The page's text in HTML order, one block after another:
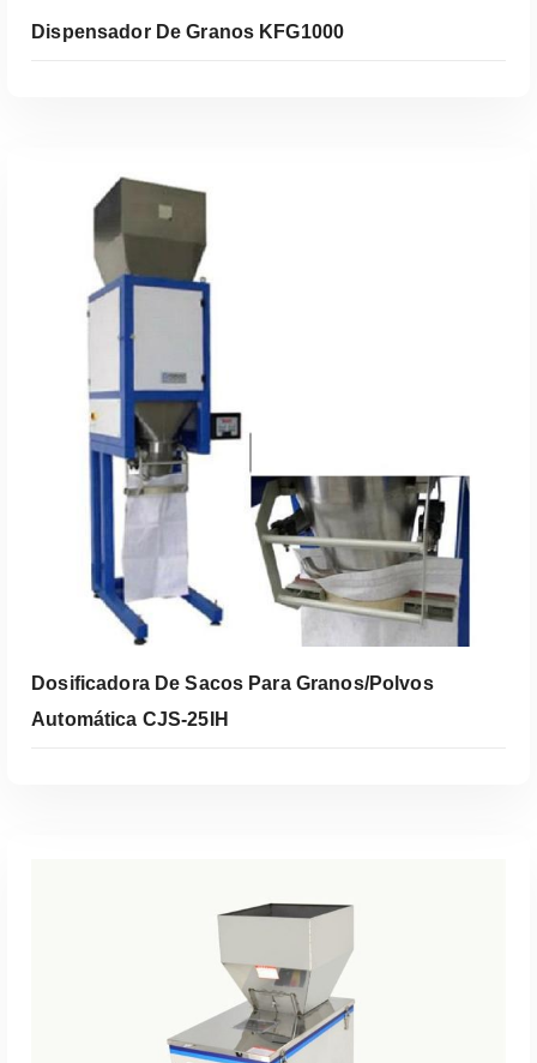
Leer Más
Dispensador De Granos KFG1000
Dosificadora De Sacos Para Granos/Polvos
Automática CJS-25IH